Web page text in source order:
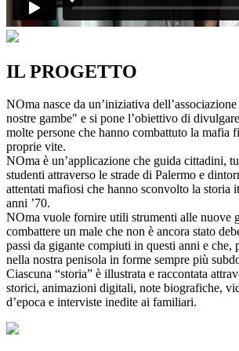
IL PROGETTO
NOma nasce da un’iniziativa
nostre gambe" e si pone l’obiettivo di
molte persone che hanno combattuto la mafia
proprie vite.
NOma è un’applicazione che guida cittadini,
studenti attraverso le strade di Palermo e
attentati mafiosi che hanno sconvolto la storia
anni ’70.
NOma vuole fornire utili strumenti alle nuove
combattere un male che non è ancora stato
passi da gigante compiuti in questi anni e che,
nella nostra penisola in forme sempre più
Ciascuna “storia” è illustrata e raccontata
storici, animazioni digitali, note biografiche,
d’epoca e interviste inedite ai familiari.